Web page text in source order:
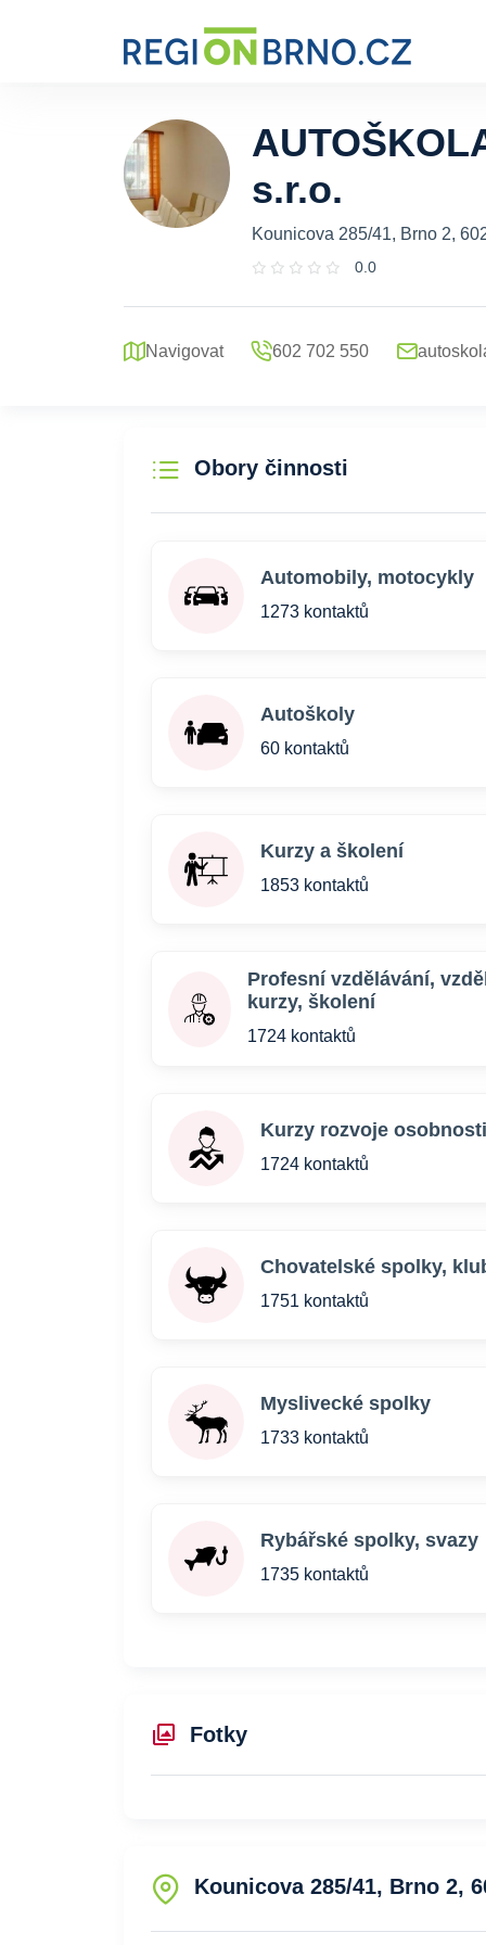
s.r.o.
Kounicova 285/41, Brno 2,
0.0
Navigovat 602 702 550
Obory činnosti
Automobily, motocykly
1273 kontaktů
Autoškoly
60 kontaktů
Kurzy a školení
1853 kontaktů
Profesní vzdělávání,
kurzy, školení
1724 kontaktů
Kurzy rozvoje osobnosti
1724 kontaktů
Chovatelské spolky,
1751 kontaktů
Myslivecké spolky
1733 kontaktů
Rybářské spolky, svazy
1735 kontaktů
Fotky
Kounicova 285/41, Brno 2,